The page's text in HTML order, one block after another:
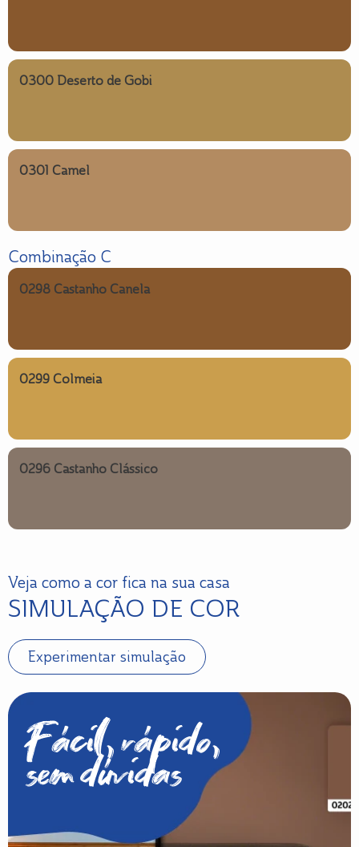
0300 Deserto de Gobi
0301 Camel
Combinação C
0298 Castanho Canela
0299 Colmeia
0296 Castanho Clássico
Veja como a cor fica na sua casa
SIMULAÇÃO DE COR
Experimentar simulação
Fácil, rápido,
sem dúvidas